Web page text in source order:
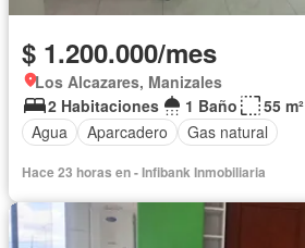
$ 1.200.000/mes
Los Alcazares, Manizales
2 Habitaciones
1 Baño
55 m²
Agua
Aparcadero Gas natural
Hace 23 horas en - Infibank Inmobiliaria